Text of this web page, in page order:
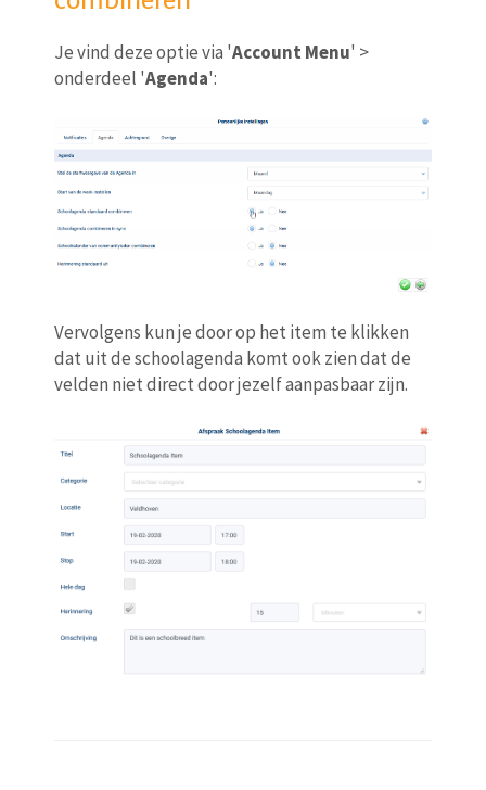
Je vind deze optie via 'Account Menu' >
onderdeel 'Agenda':
Vervolgens kun je door op het item te klikken
dat uit de schoolagenda komt ook zien dat de
velden niet direct door jezelf aanpasbaar zijn.